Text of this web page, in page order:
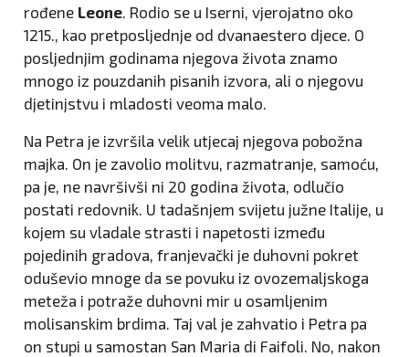
rođene Leone. Rodio se u Iserni, vjerojatno oko
1215., kao pretposljednje od dvanaestero djece. O
posljednjim godinama njegova života znamo
mnogo iz pouzdanih pisanih izvora, ali o njegovu
djetinjstvu i mladosti veoma malo.
Na Petra je izvršila velik utjecaj njegova pobožna
majka. On je zavolio molitvu, razmatranje, samoću,
pa je, ne navršivši ni 20 godina života, odlučio
postati redovnik. U tadašnjem svijetu južne Italije, u
kojem su vladale strasti i napetosti između
pojedinih gradova, franjevački je duhovni pokret
oduševio mnoge da se povuku iz ovozemaljskoga
meteža i potraže duhovni mir u osamljenim
molisanskim brdima. Taj val je zahvatio i Petra pa
on stupi u samostan San Maria di Faifoli. No, nakon